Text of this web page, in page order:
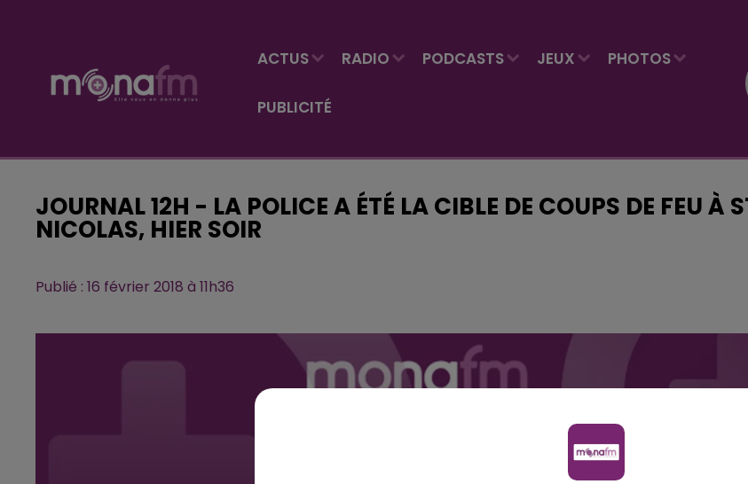
ACTUS RADIO PODCASTS JEUX PHOTOS
PUBLICITÉ
JOURNAL 12H - LA POLICE A ÉTÉ LA CIBLE DE COUPS DE FEU À
NICOLAS, HIER SOIR
Publié : 16 février 2018 à 11h36